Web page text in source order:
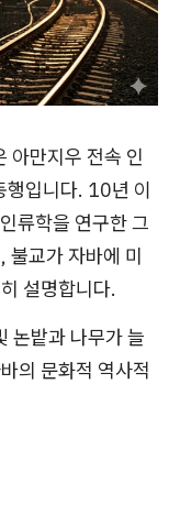
아만지우 전속 인
입니다. 10년 이
류학을 연구한 그
불교가 자바에 미
설명합니다.
논밭과 나무가 늘
의 문화적 역사적